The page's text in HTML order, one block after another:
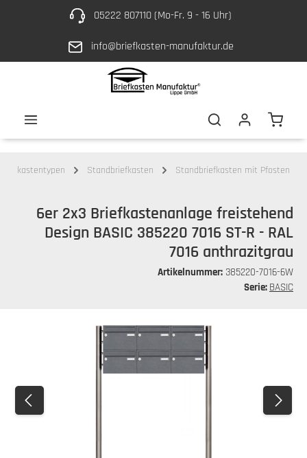
Zum Hauptinhalt springen05222 807110 (Mo-Fr. 9 - 16 Uhr)
info@briefkasten-manufaktur.de
Briefkastentypen Standbriefkasten Standbriefkasten mit Pfosten
6er 2x3 Briefkastenanlage freistehend
Design BASIC 385220 7016 ST-R - RAL
7016 anthrazitgrau
Artikelnummer: 385220-7016-6W
Serie: BASIC
Bildergalerie überspringen